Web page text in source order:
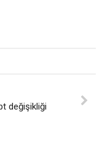
değişikliği